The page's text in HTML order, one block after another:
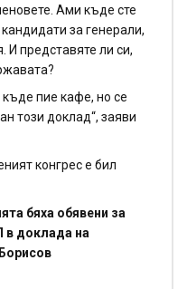
Ами къде сте
за генерали,
представяте ли си,
къде пие кафе, но се
този доклад“, заяви
конгрес е бил
бяха обявени за
в доклада на